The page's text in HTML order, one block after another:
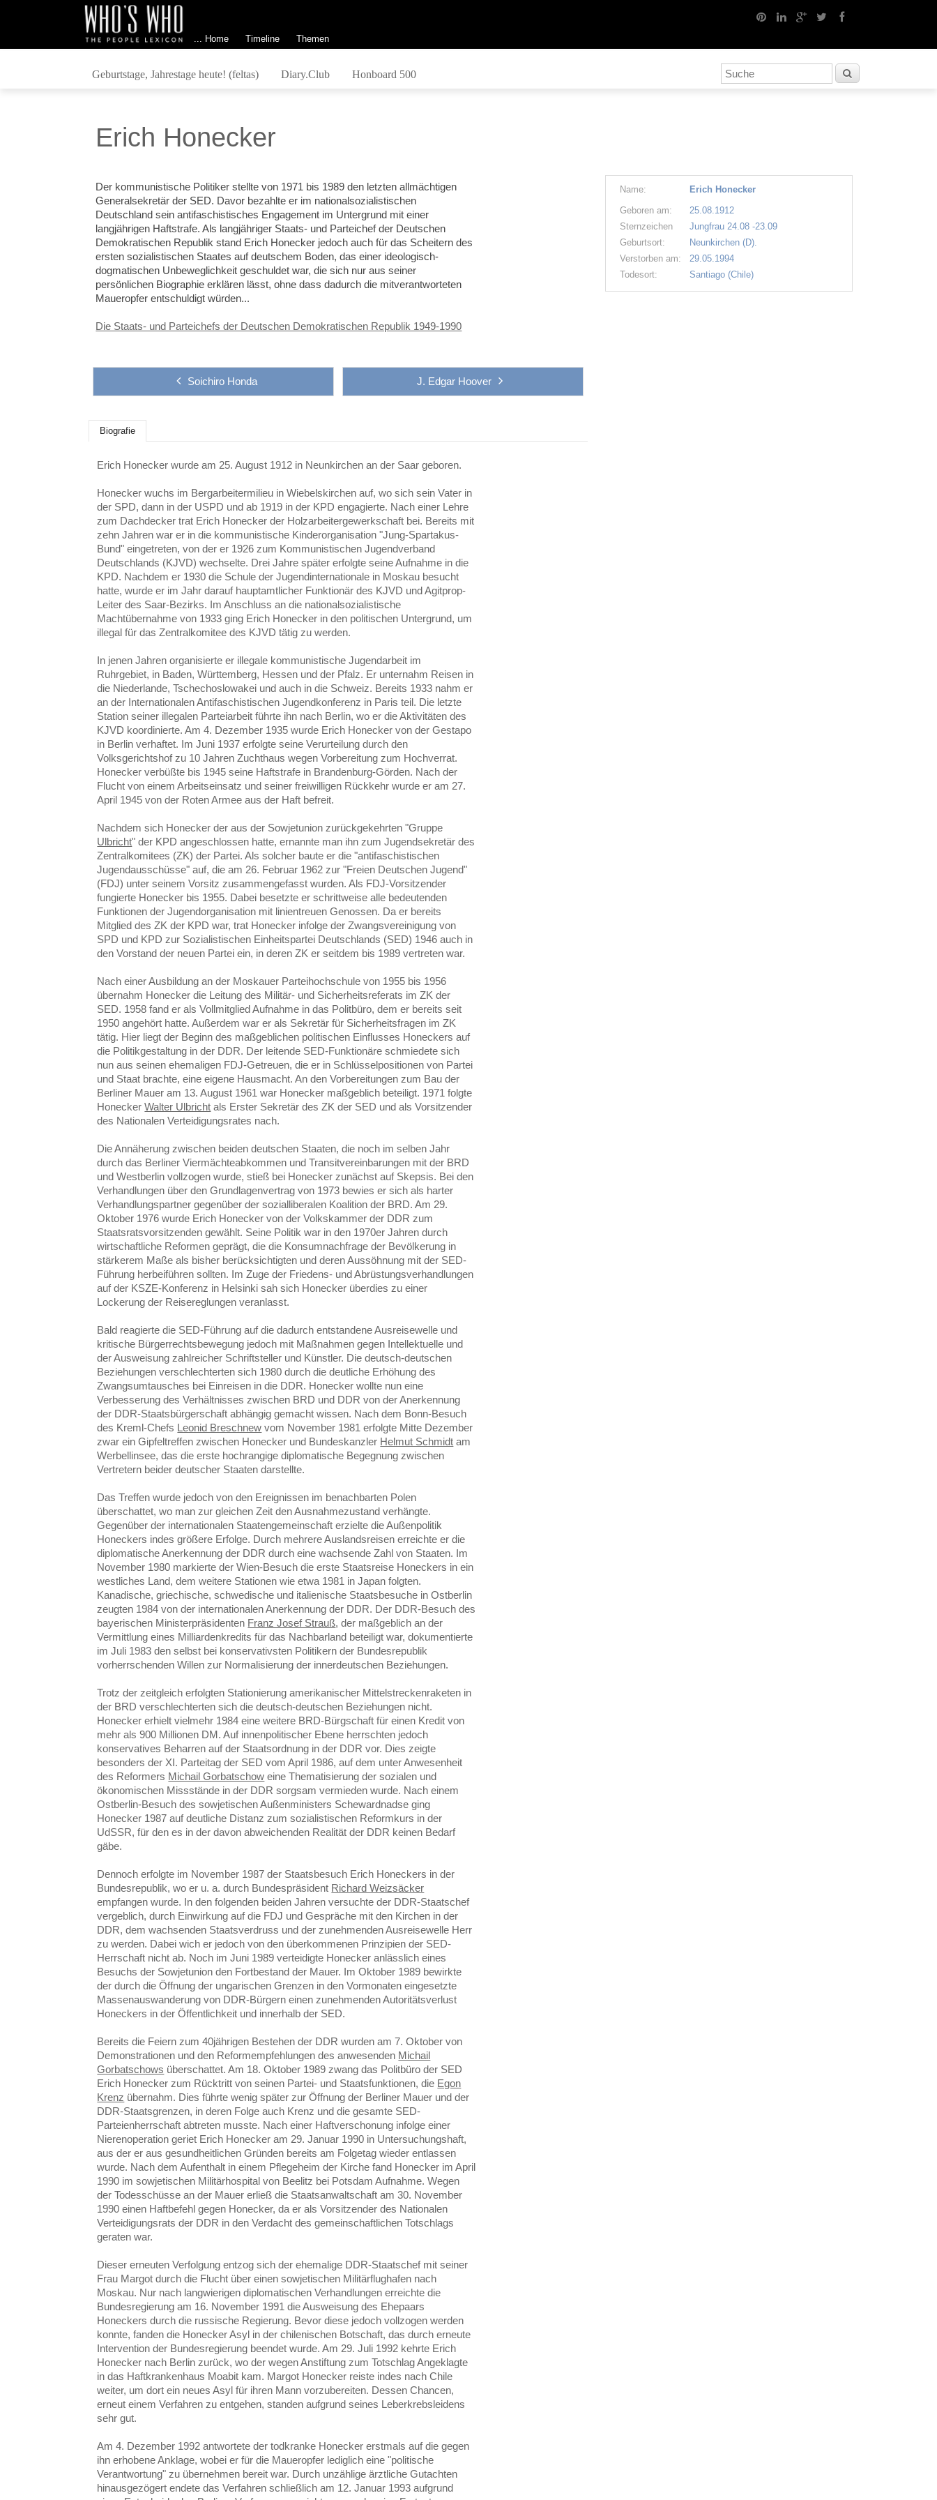
... Home Timeline Themen
Geburtstage, Jahrestage heute! (feltas) Diary.Club Honboard 500
Erich Honecker
Der kommunistische Politiker stellte von 1971 bis 1989 den letzten allmächtigen
Generalsekretär der SED. Davor bezahlte er im nationalsozialistischen
Deutschland sein antifaschistisches Engagement im Untergrund mit einer
langjährigen Haftstrafe. Als langjähriger Staats- und Parteichef der Deutschen
Demokratischen Republik stand Erich Honecker jedoch auch für das Scheitern des
ersten sozialistischen Staates auf deutschem Boden, das einer ideologisch-
dogmatischen Unbeweglichkeit geschuldet war, die sich nur aus seiner
persönlichen Biographie erklären lässt, ohne dass dadurch die mitverantworteten
Maueropfer entschuldigt würden...
Die Staats- und Parteichefs der Deutschen Demokratischen Republik 1949-1990
Soichiro Honda J. Edgar Hoover
Biografie
Erich Honecker wurde am 25. August 1912 in Neunkirchen an der Saar geboren.
Honecker wuchs im Bergarbeitermilieu in Wiebelskirchen auf, wo sich sein Vater in
der SPD, dann in der USPD und ab 1919 in der KPD engagierte. Nach einer Lehre
zum Dachdecker trat Erich Honecker der Holzarbeitergewerkschaft bei. Bereits mit
zehn Jahren war er in die kommunistische Kinderorganisation "Jung-Spartakus-
Bund" eingetreten, von der er 1926 zum Kommunistischen Jugendverband
Deutschlands (KJVD) wechselte. Drei Jahre später erfolgte seine Aufnahme in die
KPD. Nachdem er 1930 die Schule der Jugendinternationale in Moskau besucht
hatte, wurde er im Jahr darauf hauptamtlicher Funktionär des KJVD und Agitprop-
Leiter des Saar-Bezirks. Im Anschluss an die nationalsozialistische
Machtübernahme von 1933 ging Erich Honecker in den politischen Untergrund, um
illegal für das Zentralkomitee des KJVD tätig zu werden.
In jenen Jahren organisierte er illegale kommunistische Jugendarbeit im
Ruhrgebiet, in Baden, Württemberg, Hessen und der Pfalz. Er unternahm Reisen in
die Niederlande, Tschechoslowakei und auch in die Schweiz. Bereits 1933 nahm er
an der Internationalen Antifaschistischen Jugendkonferenz in Paris teil. Die letzte
Station seiner illegalen Parteiarbeit führte ihn nach Berlin, wo er die Aktivitäten des
KJVD koordinierte. Am 4. Dezember 1935 wurde Erich Honecker von der Gestapo
in Berlin verhaftet. Im Juni 1937 erfolgte seine Verurteilung durch den
Volksgerichtshof zu 10 Jahren Zuchthaus wegen Vorbereitung zum Hochverrat.
Honecker verbüßte bis 1945 seine Haftstrafe in Brandenburg-Görden. Nach der
Flucht von einem Arbeitseinsatz und seiner freiwilligen Rückkehr wurde er am 27.
April 1945 von der Roten Armee aus der Haft befreit.
Nachdem sich Honecker der aus der Sowjetunion zurückgekehrten "Gruppe
Ulbricht" der KPD angeschlossen hatte, ernannte man ihn zum Jugendsekretär des
Zentralkomitees (ZK) der Partei. Als solcher baute er die "antifaschistischen
Jugendausschüsse" auf, die am 26. Februar 1962 zur "Freien Deutschen Jugend"
(FDJ) unter seinem Vorsitz zusammengefasst wurden. Als FDJ-Vorsitzender
fungierte Honecker bis 1955. Dabei besetzte er schrittweise alle bedeutenden
Funktionen der Jugendorganisation mit linientreuen Genossen. Da er bereits
Mitglied des ZK der KPD war, trat Honecker infolge der Zwangsvereinigung von
SPD und KPD zur Sozialistischen Einheitspartei Deutschlands (SED) 1946 auch in
den Vorstand der neuen Partei ein, in deren ZK er seitdem bis 1989 vertreten war.
Nach einer Ausbildung an der Moskauer Parteihochschule von 1955 bis 1956
übernahm Honecker die Leitung des Militär- und Sicherheitsreferats im ZK der
SED. 1958 fand er als Vollmitglied Aufnahme in das Politbüro, dem er bereits seit
1950 angehört hatte. Außerdem war er als Sekretär für Sicherheitsfragen im ZK
tätig. Hier liegt der Beginn des maßgeblichen politischen Einflusses Honeckers auf
die Politikgestaltung in der DDR. Der leitende SED-Funktionäre schmiedete sich
nun aus seinen ehemaligen FDJ-Getreuen, die er in Schlüsselpositionen von Partei
und Staat brachte, eine eigene Hausmacht. An den Vorbereitungen zum Bau der
Berliner Mauer am 13. August 1961 war Honecker maßgeblich beteiligt. 1971 folgte
HoneckerWalter Ulbricht als Erster Sekretär des ZK der SED und als Vorsitzender
des Nationalen Verteidigungsrates nach.
Die Annäherung zwischen beiden deutschen Staaten, die noch im selben Jahr
durch das Berliner Viermächteabkommen und Transitvereinbarungen mit der BRD
und Westberlin vollzogen wurde, stieß bei Honecker zunächst auf Skepsis. Bei den
Verhandlungen über den Grundlagenvertrag von 1973 bewies er sich als harter
Verhandlungspartner gegenüber der sozialliberalen Koalition der BRD. Am 29.
Oktober 1976 wurde Erich Honecker von der Volkskammer der DDR zum
Staatsratsvorsitzenden gewählt. Seine Politik war in den 1970er Jahren durch
wirtschaftliche Reformen geprägt, die die Konsumnachfrage der Bevölkerung in
stärkerem Maße als bisher berücksichtigten und deren Aussöhnung mit der SED-
Führung herbeiführen sollten. Im Zuge der Friedens- und Abrüstungsverhandlungen
auf der KSZE-Konferenz in Helsinki sah sich Honecker überdies zu einer
Lockerung der Reisereglungen veranlasst.
Bald reagierte die SED-Führung auf die dadurch entstandene Ausreisewelle und
kritische Bürgerrechtsbewegung jedoch mit Maßnahmen gegen Intellektuelle und
der Ausweisung zahlreicher Schriftsteller und Künstler. Die deutsch-deutschen
Beziehungen verschlechterten sich 1980 durch die deutliche Erhöhung des
Zwangsumtausches bei Einreisen in die DDR. Honecker wollte nun eine
Verbesserung des Verhältnisses zwischen BRD und DDR von der Anerkennung
der DDR-Staatsbürgerschaft abhängig gemacht wissen. Nach dem Bonn-Besuch
des Kreml-Chefs Leonid Breschnew vom November 1981 erfolgte Mitte Dezember
zwar ein Gipfeltreffen zwischen Honecker und Bundeskanzler Helmut Schmidt am
Werbellinsee, das die erste hochrangige diplomatische Begegnung zwischen
Vertretern beider deutscher Staaten darstellte.
Das Treffen wurde jedoch von den Ereignissen im benachbarten Polen
überschattet, wo man zur gleichen Zeit den Ausnahmezustand verhängte.
Gegenüber der internationalen Staatengemeinschaft erzielte die Außenpolitik
Honeckers indes größere Erfolge. Durch mehrere Auslandsreisen erreichte er die
diplomatische Anerkennung der DDR durch eine wachsende Zahl von Staaten. Im
November 1980 markierte der Wien-Besuch die erste Staatsreise Honeckers in ein
westliches Land, dem weitere Stationen wie etwa 1981 in Japan folgten.
Kanadische, griechische, schwedische und italienische Staatsbesuche in Ostberlin
zeugten 1984 von der internationalen Anerkennung der DDR. Der DDR-Besuch des
bayerischen Ministerpräsidenten Franz Josef Strauß, der maßgeblich an der
Vermittlung eines Milliardenkredits für das Nachbarland beteiligt war, dokumentierte
im Juli 1983 den selbst bei konservativsten Politikern der Bundesrepublik
vorherrschenden Willen zur Normalisierung der innerdeutschen Beziehungen.
Trotz der zeitgleich erfolgten Stationierung amerikanischer Mittelstreckenraketen in
der BRD verschlechterten sich die deutsch-deutschen Beziehungen nicht.
Honecker erhielt vielmehr 1984 eine weitere BRD-Bürgschaft für einen Kredit von
mehr als 900 Millionen DM. Auf innenpolitischer Ebene herrschten jedoch
konservatives Beharren auf der Staatsordnung in der DDR vor. Dies zeigte
besonders der XI. Parteitag der SED vom April 1986, auf dem unter Anwesenheit
des Reformers Michail Gorbatschow eine Thematisierung der sozialen und
ökonomischen Missstände in der DDR sorgsam vermieden wurde. Nach einem
Ostberlin-Besuch des sowjetischen Außenministers Schewardnadse ging
Honecker 1987 auf deutliche Distanz zum sozialistischen Reformkurs in der
UdSSR, für den es in der davon abweichenden Realität der DDR keinen Bedarf
gäbe.
Dennoch erfolgte im November 1987 der Staatsbesuch Erich Honeckers in der
Bundesrepublik, wo er u. a. durch Bundespräsident Richard Weizsäcker
empfangen wurde. In den folgenden beiden Jahren versuchte der DDR-Staatschef
vergeblich, durch Einwirkung auf die FDJ und Gespräche mit den Kirchen in der
DDR, dem wachsenden Staatsverdruss und der zunehmenden Ausreisewelle Herr
zu werden. Dabei wich er jedoch von den überkommenen Prinzipien der SED-
Herrschaft nicht ab. Noch im Juni 1989 verteidigte Honecker anlässlich eines
Besuchs der Sowjetunion den Fortbestand der Mauer. Im Oktober 1989 bewirkte
der durch die Öffnung der ungarischen Grenzen in den Vormonaten eingesetzte
Massenauswanderung von DDR-Bürgern einen zunehmenden Autoritätsverlust
Honeckers in der Öffentlichkeit und innerhalb der SED.
Bereits die Feiern zum 40jährigen Bestehen der DDR wurden am 7. Oktober von
Demonstrationen und den Reformempfehlungen des anwesenden Michail
Gorbatschows überschattet. Am 18. Oktober 1989 zwang das Politbüro der SED
Erich Honecker zum Rücktritt von seinen Partei- und Staatsfunktionen, die Egon
Krenz übernahm. Dies führte wenig später zur Öffnung der Berliner Mauer und der
DDR-Staatsgrenzen, in deren Folge auch Krenz und die gesamte SED-
Parteienherrschaft abtreten musste. Nach einer Haftverschonung infolge einer
Nierenoperation geriet Erich Honecker am 29. Januar 1990 in Untersuchungshaft,
aus der er aus gesundheitlichen Gründen bereits am Folgetag wieder entlassen
wurde. Nach dem Aufenthalt in einem Pflegeheim der Kirche fand Honecker im April
1990 im sowjetischen Militärhospital von Beelitz bei Potsdam Aufnahme. Wegen
der Todesschüsse an der Mauer erließ die Staatsanwaltschaft am 30. November
1990 einen Haftbefehl gegen Honecker, da er als Vorsitzender des Nationalen
Verteidigungsrats der DDR in den Verdacht des gemeinschaftlichen Totschlags
geraten war.
Dieser erneuten Verfolgung entzog sich der ehemalige DDR-Staatschef mit seiner
Frau Margot durch die Flucht über einen sowjetischen Militärflughafen nach
Moskau. Nur nach langwierigen diplomatischen Verhandlungen erreichte die
Bundesregierung am 16. November 1991 die Ausweisung des Ehepaars
Honeckers durch die russische Regierung. Bevor diese jedoch vollzogen werden
konnte, fanden die Honecker Asyl in der chilenischen Botschaft, das durch erneute
Intervention der Bundesregierung beendet wurde. Am 29. Juli 1992 kehrte Erich
Honecker nach Berlin zurück, wo der wegen Anstiftung zum Totschlag Angeklagte
in das Haftkrankenhaus Moabit kam. Margot Honecker reiste indes nach Chile
weiter, um dort ein neues Asyl für ihren Mann vorzubereiten. Dessen Chancen,
erneut einem Verfahren zu entgehen, standen aufgrund seines Leberkrebsleidens
sehr gut.
Am 4. Dezember 1992 antwortete der todkranke Honecker erstmals auf die gegen
ihn erhobene Anklage, wobei er für die Maueropfer lediglich eine "politische
Verantwortung" zu übernehmen bereit war. Durch unzählige ärztliche Gutachten
hinausgezögert endete das Verfahren schließlich am 12. Januar 1993 aufgrund
Name:
Erich Honecker
Geboren am:
25.08.1912
Sternzeichen
Jungfrau 24.08 -23.09
Geburtsort:
Neunkirchen (D).
Verstorben am:
29.05.1994
Todesort:
Santiago (Chile)